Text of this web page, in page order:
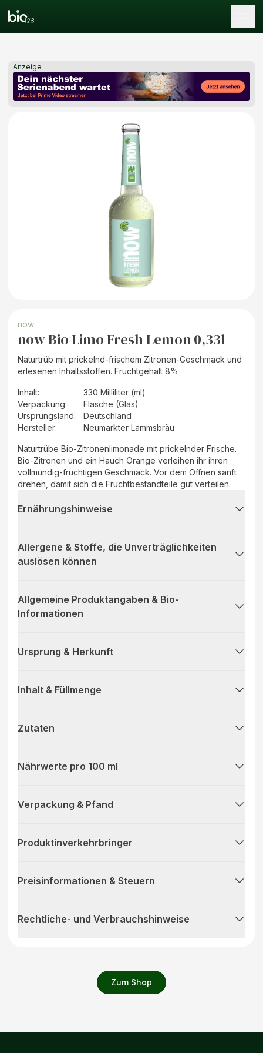
Anzeige
Zum Shop
now
now Bio Limo Fresh Lemon 0,33l
Naturtrüb mit prickelnd-frischem Zitronen-Geschmack und
erlesenen Inhaltsstoffen. Fruchtgehalt 8%
Inhalt:
330 Milliliter (ml)
Verpackung:
Flasche (Glas)
Ursprungsland:
Deutschland
Hersteller: Neumarkter Lammsbräu
Naturtrübe Bio-Zitronenlimonade mit prickelnder Frische.
Bio-Zitronen und ein Hauch Orange verleihen ihr ihren
vollmundig-fruchtigen Geschmack. Vor dem Öffnen sanft
drehen, damit sich die Fruchtbestandteile gut verteilen.
Ernährungshinweise
Allergene & Stoffe, die Unverträglichkeiten
auslösen können
Allgemeine Produktangaben & Bio-
Informationen
Ursprung & Herkunft
Inhalt & Füllmenge
Zutaten
Nährwerte pro 100 ml
Verpackung & Pfand
Produktinverkehrbringer
Preisinformationen & Steuern
Rechtliche- und Verbrauchshinweise